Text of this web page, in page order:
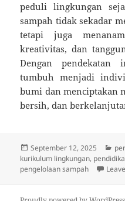
peduli lingkungan
sampah tidak sekadar
tetapi juga
kreativitas, dan
Dengan
tumbuh menjadi
bumi dan menciptakan
bersih, dan
Posted
on
September 12, 2025
kurikulum lingkungan,
pengelolaan sampah